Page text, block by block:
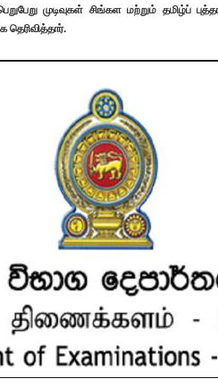
முடிவுகள் சிங்கள மற்றும் தமிழ்ப்